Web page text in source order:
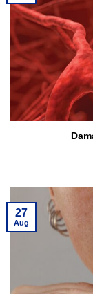
27
Aug